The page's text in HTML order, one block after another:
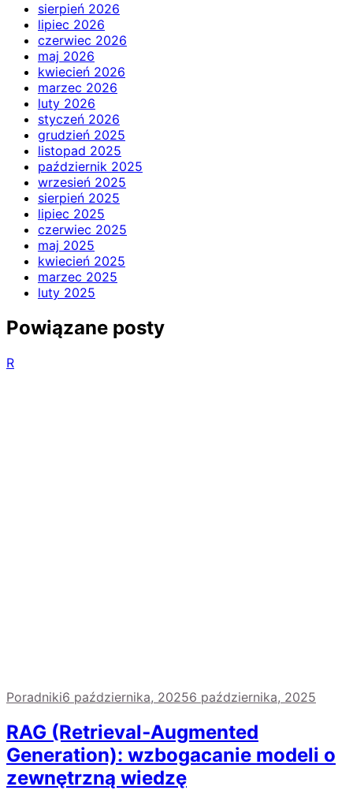
sierpień 2026
lipiec 2026
czerwiec 2026
maj 2026
kwiecień 2026
marzec 2026
luty 2026
styczeń 2026
grudzień 2025
listopad 2025
październik 2025
wrzesień 2025
sierpień 2025
lipiec 2025
czerwiec 2025
maj 2025
kwiecień 2025
marzec 2025
luty 2025
Powiązane posty
R
Poradniki6 października, 20256 października, 2025
RAG (Retrieval‑Augmented
Generation): wzbogacanie modeli o
zewnętrzną wiedzę